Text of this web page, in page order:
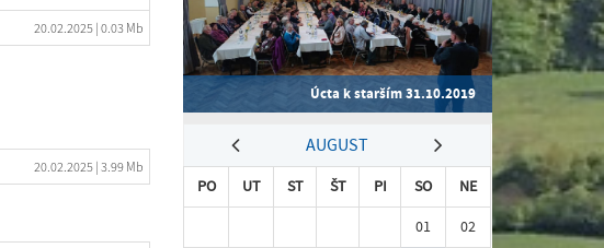
20.02.2025 | 0.03 Mb
20.02.2025 | 3.99 Mb
Úcta k starším 31.10.2019
AUGUST
PO UT ST ŠT PI SO
NE
01
02